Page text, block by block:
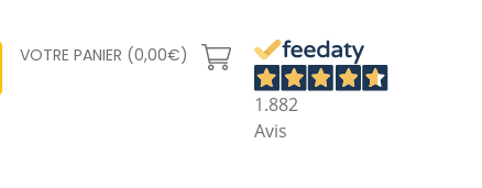
VOTRE PANIER (0,00€)
1.882
Avis